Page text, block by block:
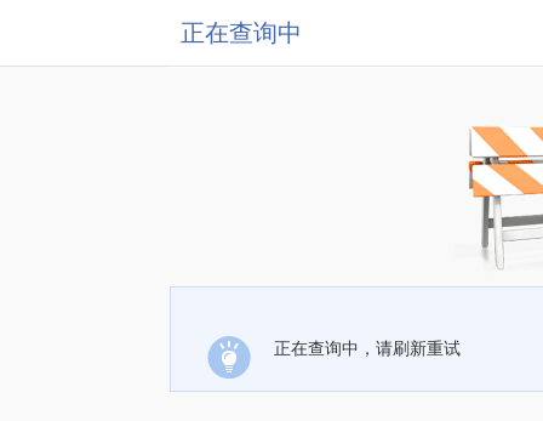
正在查询中
正在查询中，请刷新重试